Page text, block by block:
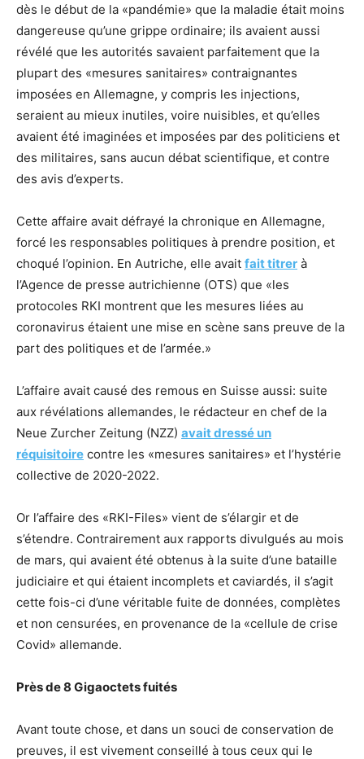
dès le début de la «pandémie» que la maladie était moins
dangereuse qu’une grippe ordinaire; ils avaient aussi
révélé que les autorités savaient parfaitement que la
plupart des «mesures sanitaires» contraignantes
imposées en Allemagne, y compris les injections,
seraient au mieux inutiles, voire nuisibles, et qu’elles
avaient été imaginées et imposées par des politiciens et
des militaires, sans aucun débat scientifique, et contre
des avis d’experts.
Cette affaire avait défrayé la chronique en Allemagne,
forcé les responsables politiques à prendre position, et
choqué l’opinion. En Autriche, elle avait fait titrer à
l’Agence de presse autrichienne (OTS) que «les
protocoles RKI montrent que les mesures liées au
coronavirus étaient une mise en scène sans preuve de la
part des politiques et de l’armée.»
L’affaire avait causé des remous en Suisse aussi: suite
aux révélations allemandes, le rédacteur en chef de la
Neue Zurcher Zeitung (NZZ) avait dressé un
réquisitoire contre les «mesures sanitaires» et l’hystérie
collective de 2020-2022.
Or l’affaire des «RKI-Files» vient de s’élargir et de
s’étendre. Contrairement aux rapports divulgués au mois
de mars, qui avaient été obtenus à la suite d’une bataille
judiciaire et qui étaient incomplets et caviardés, il s’agit
cette fois-ci d’une véritable fuite de données, complètes
et non censurées, en provenance de la «cellule de crise
Covid» allemande.
Près de 8 Gigaoctets fuités
Avant toute chose, et dans un souci de conservation de
preuves, il est vivement conseillé à tous ceux qui le